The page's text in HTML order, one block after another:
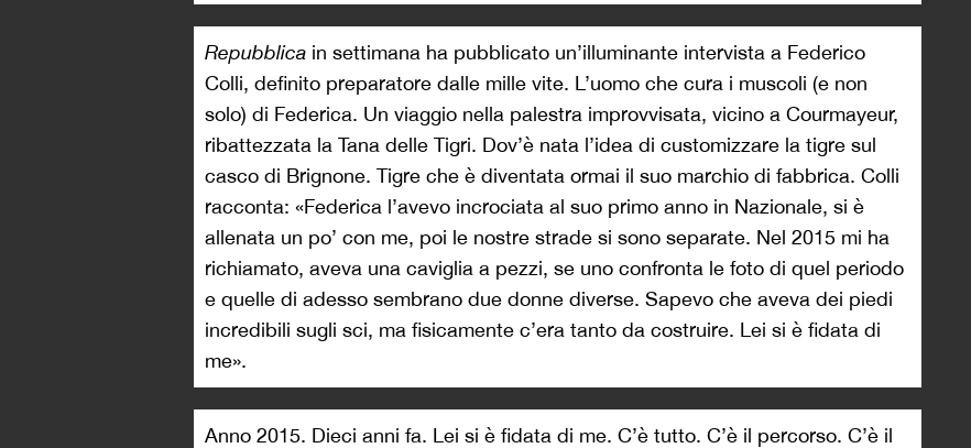
Repubblica in settimana ha pubblicato un’illuminante intervista a Federico
Colli, definito preparatore dalle mille vite. L’uomo che cura i muscoli (e non
solo) di Federica. Un viaggio nella palestra improvvisata, vicino a Courmayeur,
ribattezzata la Tana delle Tigri. Dov’è nata l’idea di customizzare la tigre sul
casco di Brignone. Tigre che è diventata ormai il suo marchio di fabbrica. Colli
racconta: «Federica l’avevo incrociata al suo primo anno in Nazionale, si è
allenata un po’ con me, poi le nostre strade si sono separate. Nel 2015 mi ha
richiamato, aveva una caviglia a pezzi, se uno confronta le foto di quel periodo
e quelle di adesso sembrano due donne diverse. Sapevo che aveva dei piedi
incredibili sugli sci, ma fisicamente c’era tanto da costruire. Lei si è fidata di
me».
Anno 2015. Dieci anni fa. Lei si è fidata di me. C’è tutto. C’è il percorso. C’è il